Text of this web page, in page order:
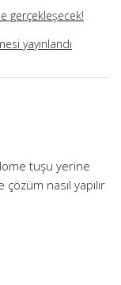
gerçekleşecek!
yayınlandı
tuşu yerine
nasıl yapılır